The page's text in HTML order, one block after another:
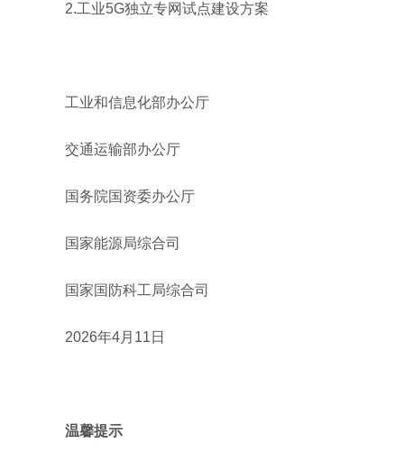
2.工业5G独立专网试点建设方案
工业和信息化部办公厅
交通运输部办公厅
国务院国资委办公厅
国家能源局综合司
国家国防科工局综合司
2026年4月11日
温馨提示